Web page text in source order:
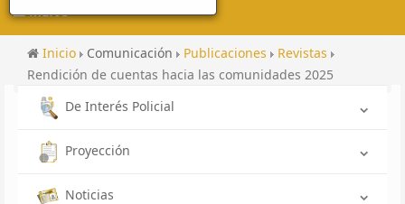
MENU
Inicio Comunicación Publicaciones
Revistas
Rendición de cuentas hacia las comunidades 2025
De Interés Policial
Proyección
Noticias